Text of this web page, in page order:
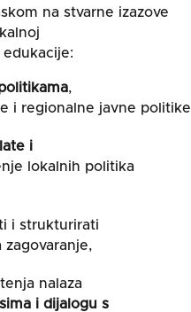
na stvarne izazove
a,
i regionalne javne
i
lokalnih politika
i strukturirati
nalaza
i dijalogu s